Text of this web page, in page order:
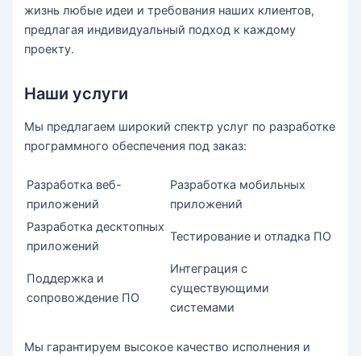
жизнь любые идеи и требования наших клиентов,
предлагая индивидуальный подход к каждому
проекту.
Наши услуги
Мы предлагаем широкий спектр услуг по разработке
программного обеспечения под заказ:
Разработка веб-
приложений
Разработка мобильных
приложений
Разработка десктопных
приложений
Тестирование и отладка ПО
Поддержка и
сопровождение ПО
Интеграция с
существующими
системами
Мы гарантируем высокое качество исполнения и